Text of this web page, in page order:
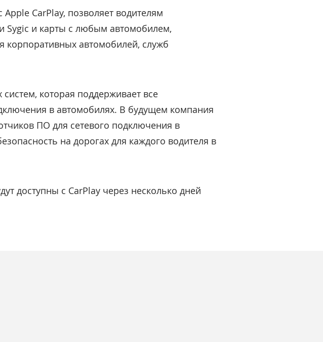
CarPlay, позволяет водителям
Sygic и карты с любым автомобилем,
корпоративных автомобилей, служб
которая поддерживает все
в автомобилях. В будущем компания
ПО для сетевого подключения в
на дорогах для каждого водителя в
доступны с CarPlay через несколько дней